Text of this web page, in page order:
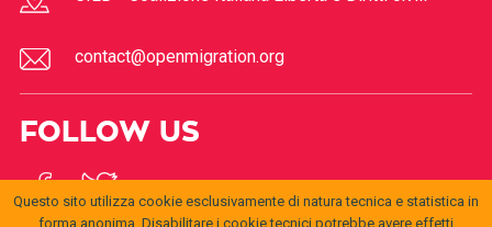
contact@openmigration.org
FOLLOW US
Questo sito utilizza cookie esclusivamente di natura tecnica e statistica in
forma anonima. Disabilitare i cookie tecnici potrebbe avere effetti